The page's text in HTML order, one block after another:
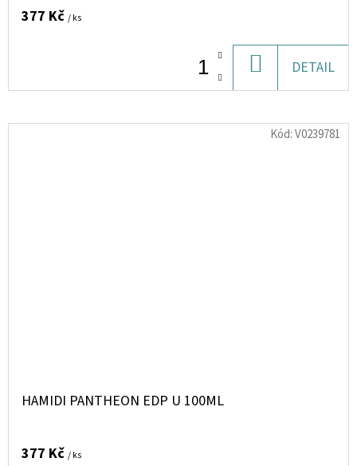
377 Kč / ks
KOŠÍKU
DETAIL
HAMIDI PANTHEON EDP U 100ML
377 Kč / ks
Kód:V0239781